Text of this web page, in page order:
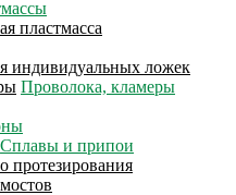
пластмасса
индивидуальных ложек
Проволока, кламеры
Сплавы и припои
протезирования